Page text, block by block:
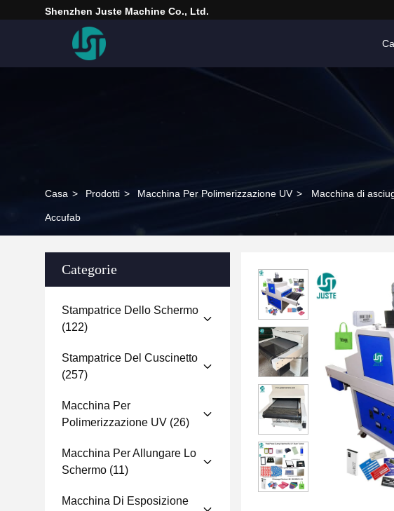
Shenzhen Juste Machine Co., Ltd.
Casa > Prodotti > Macchina Per Polimerizzazione UV > Macchina di
Accufab
Categorie
Stampatrice Dello Schermo
(122)
Stampatrice Del Cuscinetto
(257)
Macchina Per
Polimerizzazione UV (26)
Macchina Per Allungare Lo
Schermo (11)
Macchina Di Esposizione